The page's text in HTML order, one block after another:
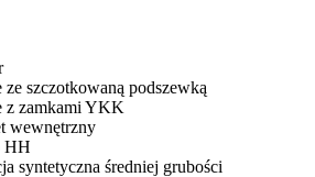
ze szczotkowaną podszewką
z zamkami YKK
wewnętrzny
HH
syntetyczna średniej grubości